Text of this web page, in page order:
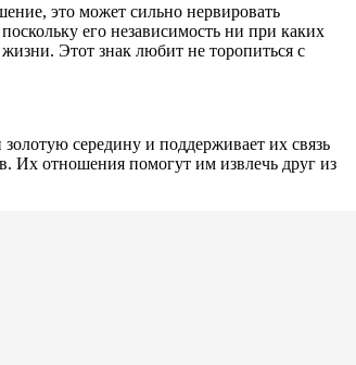
это может сильно нервировать
его независимость ни при каких
Этот знак любит не торопиться с
середину и поддерживает их связь
Их отношения помогут им извлечь друг из